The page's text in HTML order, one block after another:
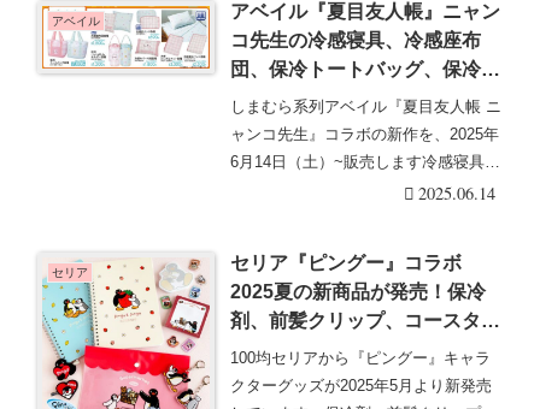
アベイル
アベイル『夏目友人帳』ニャン
コ先生の冷感寝具、冷感座布
団、保冷トートバッグ、保冷ペ
ットボトルホルダーの夏グッズ
が2025/6/14より新発売！口コ
ミ、売り切れ、入荷数、販売状
しまむら系列アベイル『夏目友人帳 ニ
ャンコ先生』コラボの新作を、2025年
6月14日（土）~販売します冷感寝具、
冷感座布・・・続きを読む2025.06.14
セリア
セリア『ピングー』コラボ
2025夏の新商品が発売！保冷
剤、前髪クリップ、コースタ
ー、キーチェーン、ノート、巾
着バッグ、メイク用パフ、ステ
100均セリアから『ピングー』キャラ
クターグッズが2025年5月より新発売